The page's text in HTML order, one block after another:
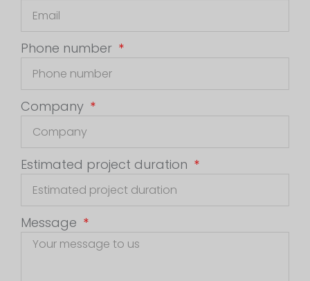
Phone number
Company
Estimated project duration
Message